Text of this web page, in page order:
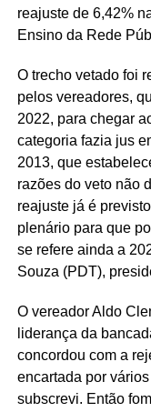
reajuste de 6,42%
Ensino da Rede
O trecho vetado foi
pelos vereadores,
2022, para chegar
categoria fazia jus
2013, que
razões do veto não
reajuste já é
plenário para que
se refere ainda a
Souza (PDT),
O vereador Aldo
liderança da
concordou com a
encartada por
subscrevi. Então